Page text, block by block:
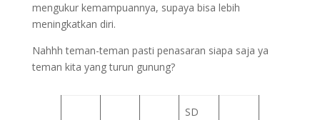
mengukur kemampuannya, supaya bisa lebih
meningkatkan diri.
Nahhh teman-teman pasti penasaran siapa saja ya
teman kita yang turun gunung?
SD